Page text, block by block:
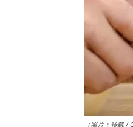
（照片：转载 /